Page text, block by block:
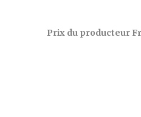
Prix du producteur